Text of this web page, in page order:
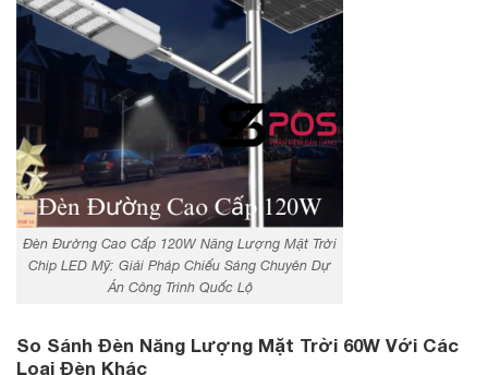
Đèn Đường Cao Cấp 120W Năng Lượng Mặt Trời
Chip LED Mỹ: Giải Pháp Chiếu Sáng Chuyên Dự
Án Công Trình Quốc Lộ
So Sánh Đèn Năng Lượng Mặt Trời 60W Với Các
Loại Đèn Khác